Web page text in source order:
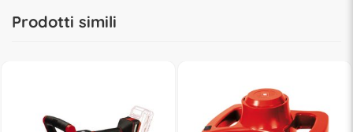
Prodotti simili